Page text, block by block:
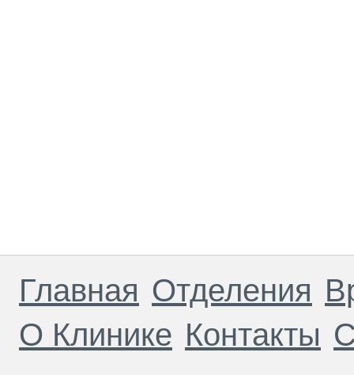
Главная Отделения
О Клинике Контакты